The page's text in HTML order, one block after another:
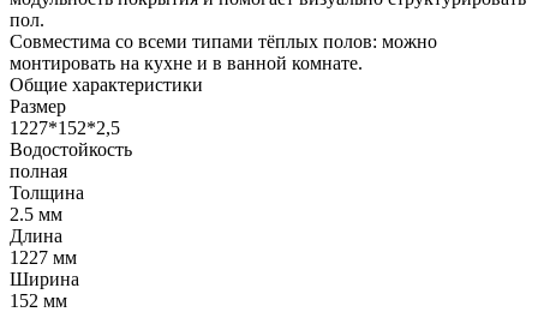
пол.
Совместима со всеми типами тёплых полов: можно
монтировать на кухне и в ванной комнате.
Общие характеристики
Размер
1227*152*2,5
Водостойкость
полная
Толщина
2.5 мм
Длина
1227 мм
Ширина
152 мм